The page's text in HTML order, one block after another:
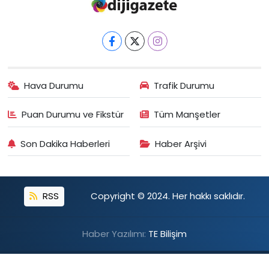
Hava Durumu Trafik Durumu
Puan Durumu ve Fikstür Tüm Manşetler
Son Dakika Haberleri Haber Arşivi
RSS Copyright © 2024. Her hakkı saklıdır.
Haber Yazılımı: TE Bilişim